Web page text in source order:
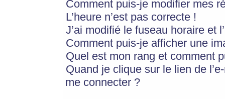
Comment puis-je modifier mes
L’heure n’est pas correcte !
J’ai modifié le fuseau horaire et
Comment puis-je afficher une
Quel est mon rang et comment
Quand je clique sur le lien de
me connecter ?